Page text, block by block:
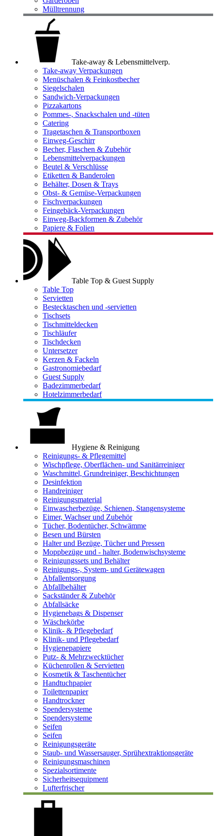
Mülltrennung
Take-away & Lebensmittelverp.
Take-away Verpackungen
Menüschalen & Feinkostbecher
Siegelschalen
Sandwich-Verpackungen
Pizzakartons
Pommes-, Snackschalen und -tüten
Catering
Tragetaschen & Transportboxen
Einweg-Geschirr
Becher, Flaschen & Zubehör
Lebensmittelverpackungen
Beutel & Verschlüsse
Etiketten & Banderolen
Behälter, Dosen & Trays
Obst- & Gemüse-Verpackungen
Fischverpackungen
Feingebäck-Verpackungen
Einweg-Backformen & Zubehör
Papiere & Folien
Table Top & Guest Supply
Table Top
Servietten
Bestecktaschen und -servietten
Tischsets
Tischmitteldecken
Tischläufer
Tischdecken
Untersetzer
Kerzen & Fackeln
Gastronomiebedarf
Guest Supply
Badezimmerbedarf
Hotelzimmerbedarf
Hygiene & Reinigung
Reinigungs- & Pflegemittel
Wischpflege, Oberflächen- und Sanitärreiniger
Waschmittel, Grundreiniger, Beschichtungen
Desinfektion
Handreiniger
Reinigungsmaterial
Einwascherbezüge, Schienen, Stangensysteme
Eimer, Wachser und Zubehör
Tücher, Bodentücher, Schwämme
Besen und Bürsten
Halter und Bezüge, Tücher und Pressen
Moppbezüge und - halter, Bodenwischsysteme
Reinigungssets und Behälter
Reinigungs-, System- und Gerätewagen
Abfallentsorgung
Abfallbehälter
Sackständer & Zubehör
Abfallsäcke
Hygienebags & Dispenser
Wäschekörbe
Klinik- & Pflegebedarf
Klinik- und Pflegebedarf
Hygienepapiere
Putz- & Mehrzwecktücher
Küchenrollen & Servietten
Kosmetik & Taschentücher
Handtuchpapier
Toilettenpapier
Handtrockner
Spendersysteme
Spendersysteme
Seifen
Seifen
Reinigungsgeräte
Staub- und Wassersauger, Sprühextraktionsgeräte
Reinigungsmaschinen
Spezialsortimente
Sicherheitsequipment
Lufterfrischer